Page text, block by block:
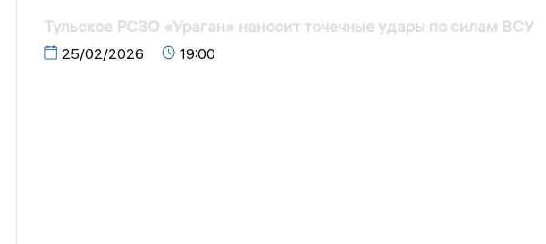
Тульское РСЗО «Ураган» наносит точечные удары по силам ВСУ
25/02/2026 19:00